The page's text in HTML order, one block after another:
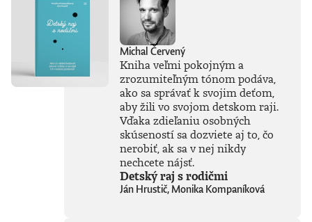
Michal Červený
Kniha veľmi pokojným a
zrozumiteľným tónom podáva,
ako sa správať k svojim deťom,
aby žili vo svojom detskom raji.
Vďaka zdieľaniu osobných
skúseností sa dozviete aj to, čo
nerobiť, ak sa v nej nikdy
nechcete nájsť.
Detský raj s rodičmi
Ján Hrustič, Monika Kompaníková